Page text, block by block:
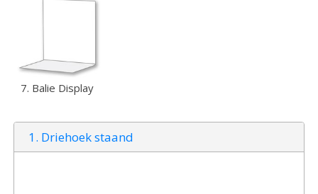
7. Balie Display
1. Driehoek staand